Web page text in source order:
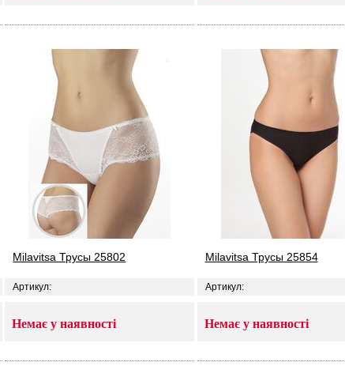
Milavitsa Трусы 25802
Артикул:
Немає у наявності
Milavitsa Трусы 25854
Артикул:
Немає у наявності